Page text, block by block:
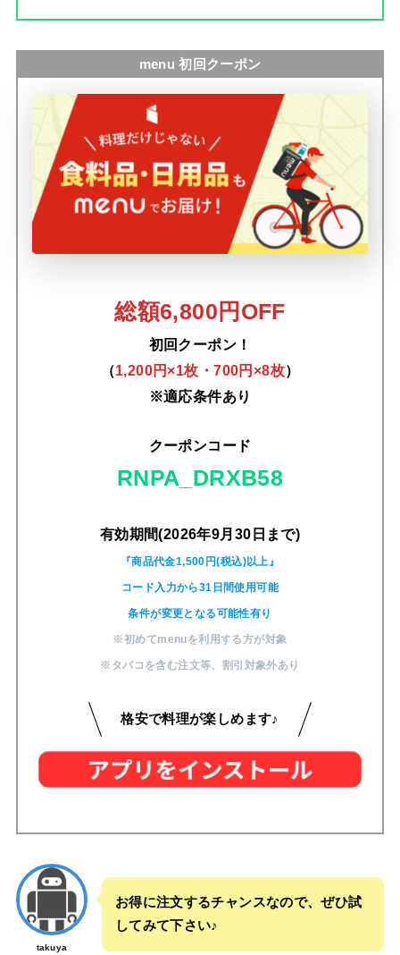
menu 初回クーポン
総額6,800円OFF
初回クーポン！
（1,200円×1枚・700円×8枚）
※適応条件あり
クーポンコード
RNPA_DRXB58
有効期間(2026年9月30日まで)
『商品代金1,500円(税込)以上』
コード入力から31日間使用可能
条件が変更となる可能性有り
※初めてmenuを利用する方が対象
※タバコを含む注文等 割引対象外あり
格安で料理が楽しめます♪
takuya
お得に注文するチャンスなので、ぜひ試
してみて下さい♪